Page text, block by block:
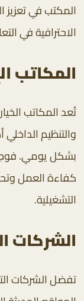
المكتب في تعزيز
الاحترافية في
المكاتب
تُعد المكاتب
والتنظيم
بشكل يومي.
كفاءة العمل
التشغيلية.
الشركات
تفضل الشركات